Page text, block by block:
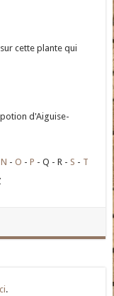
cette plante qui
d'Aiguise-
N O P Q R S
T
.